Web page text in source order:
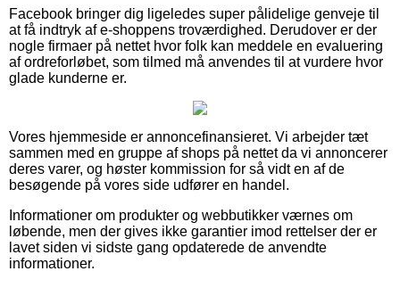
Facebook bringer dig ligeledes super pålidelige genveje til
at få indtryk af e-shoppens troværdighed. Derudover er der
nogle firmaer på nettet hvor folk kan meddele en evaluering
af ordreforløbet, som tilmed må anvendes til at vurdere hvor
glade kunderne er.
Vores hjemmeside er annoncefinansieret. Vi arbejder tæt
sammen med en gruppe af shops på nettet da vi annoncerer
deres varer, og høster kommission for så vidt en af de
besøgende på vores side udfører en handel.
Informationer om produkter og webbutikker værnes om
løbende, men der gives ikke garantier imod rettelser der er
lavet siden vi sidste gang opdaterede de anvendte
informationer.